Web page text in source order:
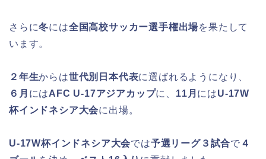
さらに冬には全国高校サッカー選手権出場を果たして
います。
２年生からは世代別日本代表に選ばれるようになり、
６月 にはAFC U-17アジアカップに、 11月 にはU-17W
杯インドネシア大会に出場。
U-17W杯インドネシア大会では予選リーグ３試合で ４